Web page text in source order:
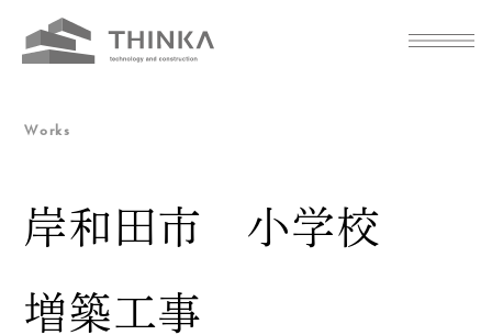
Works
岸和田市 小学校
増築工事